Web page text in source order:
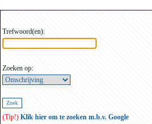
Trefwoord(en):
Zoeken op:
(Tip!) Klik hier om te zoeken m.b.v. Google